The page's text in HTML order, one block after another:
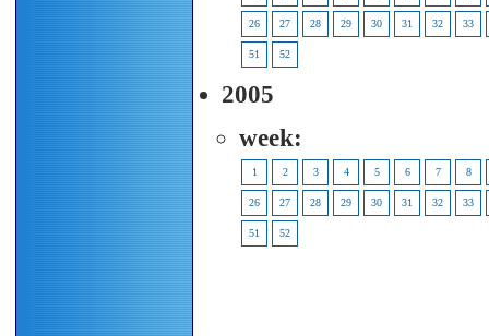
26 27 28 29 30 31 32 33
51 52
2005
week:
1 2 3 4 5 6 7 8
26 27 28 29 30 31 32 33
51 52